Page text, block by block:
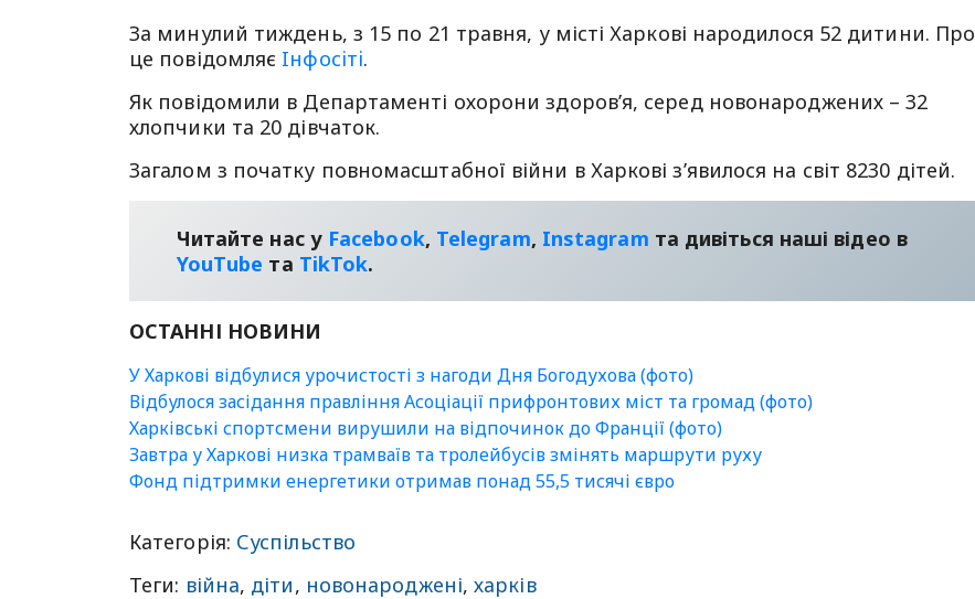
За минулий тиждень, з 15 по 21 травня, у місті Харкові народилося 52 дитини. Про
це повідомляє Iнфосiтi.
Як повідомили в Департаменті охорони здоров’я, серед новонароджених – 32
хлопчики та 20 дівчаток.
Загалом з початку повномасштабної війни в Харкові з’явилося на світ 8230 дітей.
Читайте нас у Facebook, Telegram, Instagram та дивіться наші відео в
YouТube та TikTok.
ОСТАННІ НОВИНИ
У Харкові відбулися урочистості з нагоди Дня Богодухова (фото)
Відбулося засідання правління Асоціації прифронтових міст та громад (фото)
Харківські спортсмени вирушили на відпочинок до Франції (фото)
Завтра у Харкові низка трамваїв та тролейбусів змінять маршрути руху
Фонд підтримки енергетики отримав понад 55,5 тисячі євро
Категорія: Суспільство
Теги: війна, діти, новонароджені,харків